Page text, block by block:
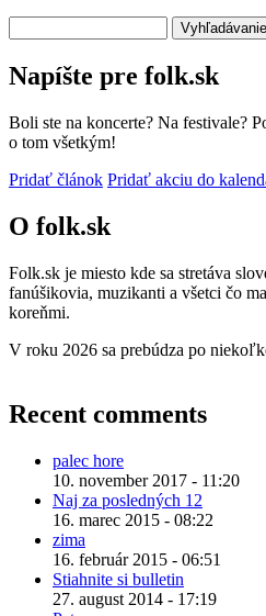
Napíšte pre folk.sk
Boli ste na koncerte? Na festivale?
o tom všetkým!
Pridať článok Pridať akciu do
O folk.sk
Folk.sk je miesto kde sa stretáva
fanúšikovia, muzikanti a všetci čo
koreňmi.
V roku 2026 sa prebúdza po
Recent comments
palec hore
10. november 2017 - 11:20
Naj za posledných 12
16. marec 2015 - 08:22
zima
16. február 2015 - 06:51
Stiahnite si bulletin
27. august 2014 - 17:19